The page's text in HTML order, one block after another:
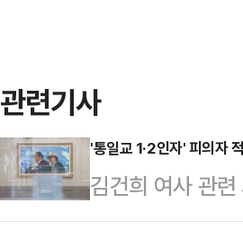
관련기사
'통일교 1·2인자' 피의자
김건희 여사 관
한 영장에 통일